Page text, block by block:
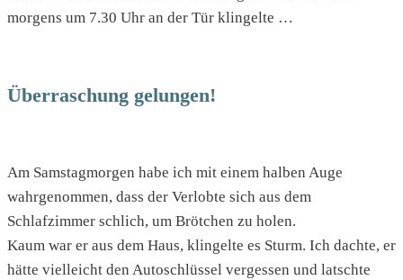
morgens um 7.30 Uhr an der Tür klingelte …
Überraschung gelungen!
Am Samstagmorgen habe ich mit einem halben Auge
wahrgenommen, dass der Verlobte sich aus dem
Schlafzimmer schlich, um Brötchen zu holen.
Kaum war er aus dem Haus, klingelte es Sturm. Ich dachte, er
hätte vielleicht den Autoschlüssel vergessen und latschte